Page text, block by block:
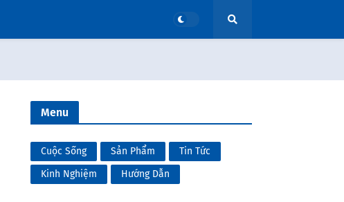
Menu
Cuộc Sống Sản Phẩm
Tin Tức
Kinh Nghiệm
Hướng Dẫn